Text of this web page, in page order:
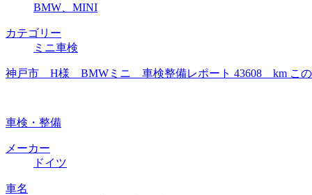
BMW、MINI
カテゴリー
ミニ車検
神戸市 H様 BMWミニ 車検整備レポート 43608 km この
車検・整備
メーカー
ドイツ
車名